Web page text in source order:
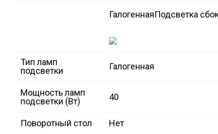
ГалогеннаяПодсветка
Тип ламп
подсветки
Галогенная
Мощность ламп
подсветки (Вт)
40
Поворотный стол Нет